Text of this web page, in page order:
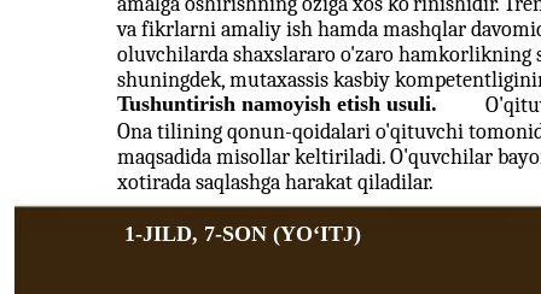
1-JILD, 7-SON (YOʻITJ)
va fikrlarni amaliy ish hamda mashqlar
oluvchilarda shaxslararo o'zaro
shuningdek, mutaxassis kasbiy
Tushuntirish namoyish etish usuli.
Ona tilining qonun-qoidalari o'qituvchi
maqsadida misollar keltiriladi. O'quvchilar
xotirada saqlashga harakat qiladilar.